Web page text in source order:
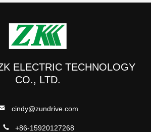
ELECTRIC TECHNOLOGY
CO., LTD.
cindy@zundrive.com
+86-15920127268